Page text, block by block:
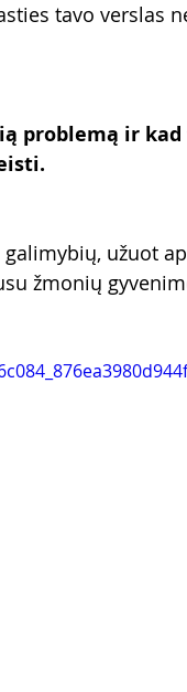
tavo verslas
problemą ir
užuot
žmonių